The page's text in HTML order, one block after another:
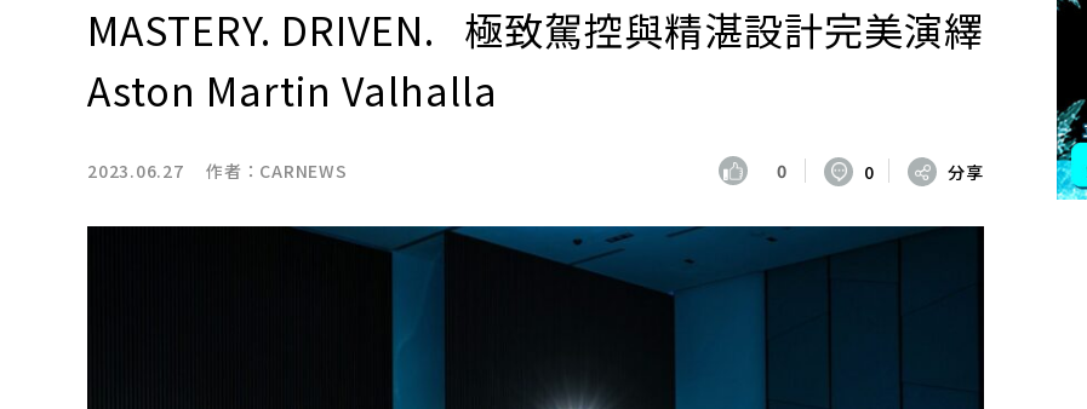
MASTERY. DRIVEN. 極致駕控與精湛設計完美演繹
Aston Martin Valhalla
2023.06.27 作者： CARNEWS 0 0 分享